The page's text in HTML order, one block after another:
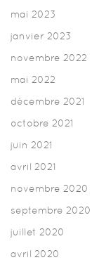
mai 2023
janvier 2023
novembre 2022
mai 2022
décembre 2021
octobre 2021
juin 2021
avril 2021
novembre 2020
septembre 2020
juillet 2020
avril 2020